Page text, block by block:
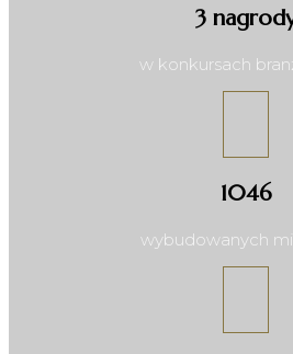
3
w konkursach
1046
wybudowanych